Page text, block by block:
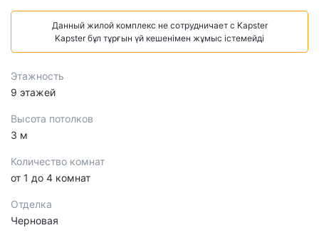
Данный жилой комплекс не сотрудничает с Kapster
Kapster бұл тұрғын үй кешенімен жұмыс істемейді
Этажность
9 этажей
Высота потолков
3 м
Количество комнат
от 1 до 4 комнат
Отделка
Черновая